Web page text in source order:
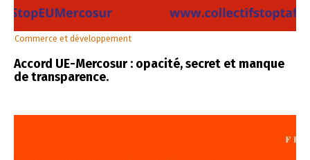
Commerce et développement
Accord UE-Mercosur : opacité, secret et manque
de transparence.